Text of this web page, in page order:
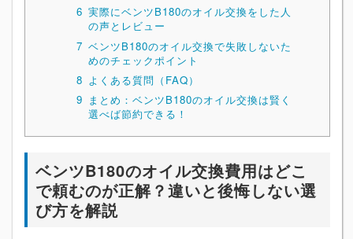
6 実際にベンツB180のオイル交換をした人
の声とレビュー
7 ベンツB180のオイル交換で失敗しないた
めのチェックポイント
8 よくある質問（FAQ）
9 まとめ：ベンツB180のオイル交換は賢く
選べば節約できる！
ベンツB180のオイル交換費用はどこ
で頼むのが正解？違いと後悔しない選
び方を解説